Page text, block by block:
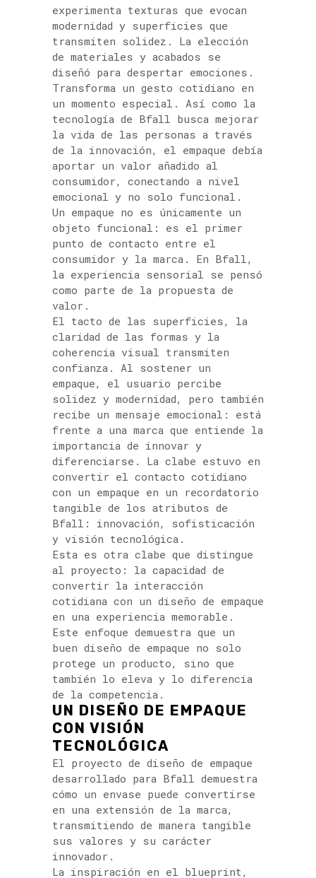
experimenta texturas que evocan
modernidad y superficies que
transmiten solidez. La elección
de materiales y acabados se
diseñó para despertar emociones.
Transforma un gesto cotidiano en
un momento especial. Así como la
tecnología de Bfall busca mejorar
la vida de las personas a través
de la innovación, el empaque debía
aportar un valor añadido al
consumidor, conectando a nivel
emocional y no solo funcional.
Un empaque no es únicamente un
objeto funcional: es el primer
punto de contacto entre el
consumidor y la marca. En Bfall,
la experiencia sensorial se pensó
como parte de la propuesta de
valor.
El tacto de las superficies, la
claridad de las formas y la
coherencia visual transmiten
confianza. Al sostener un
empaque, el usuario percibe
solidez y modernidad, pero también
recibe un mensaje emocional: está
frente a una marca que entiende la
importancia de innovar y
diferenciarse. La clabe estuvo en
convertir el contacto cotidiano
con un empaque en un recordatorio
tangible de los atributos de
Bfall: innovación, sofisticación
y visión tecnológica.
Esta es otra clabe que distingue
al proyecto: la capacidad de
convertir la interacción
cotidiana con un diseño de empaque
en una experiencia memorable.
Este enfoque demuestra que un
buen diseño de empaque no solo
protege un producto, sino que
también lo eleva y lo diferencia
de la competencia.
UN DISEÑO DE EMPAQUE
CON VISIÓN
TECNOLÓGICA
El proyecto de diseño de empaque
desarrollado para Bfall demuestra
cómo un envase puede convertirse
en una extensión de la marca,
transmitiendo de manera tangible
sus valores y su carácter
innovador.
La inspiración en el blueprint,